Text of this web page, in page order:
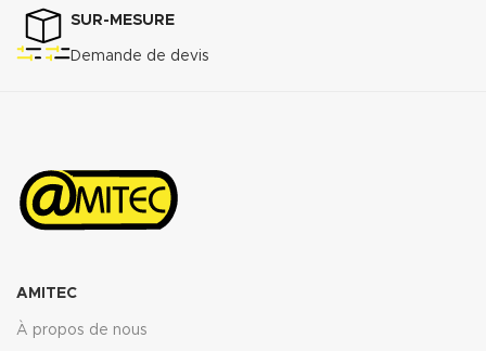
SUR-MESURE
Demande de devis
AMITEC
À propos de nous